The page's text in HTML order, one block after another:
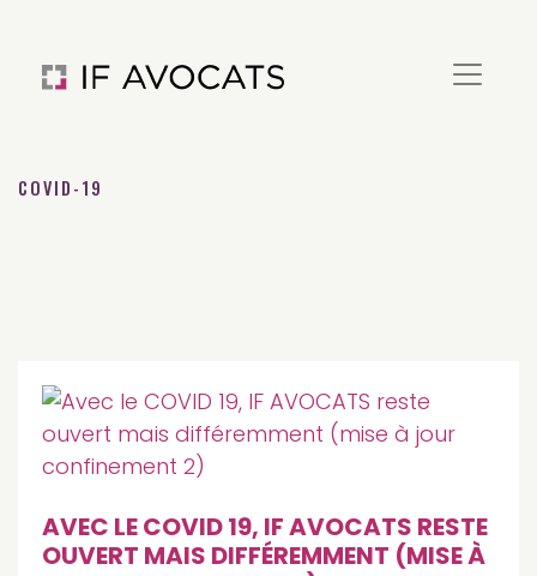
COVID-19
AVEC LE COVID 19, IF AVOCATS RESTE
OUVERT MAIS DIFFÉREMMENT (MISE À